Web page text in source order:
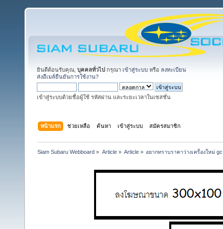
ยินดีต้อนรับคุณ, บุคคลทั่วไป กรุณา เข้าสู่ระบบ หรือ ลงทะเบียน
ส่งอีเมล์ยืนยันการใช้งาน?
เข้าสู่ระบบด้วยชื่อผู้ใช้ รหัสผ่าน และระยะเวลาในเซสชั่น
หน้าแรก ช่วยเหลือ ค้นหา เข้าสู่ระบบ สมัครสมาชิก
Siam Subaru Webboard » Article» Article» อยากทราบราคาว่างเครื่องใหม่